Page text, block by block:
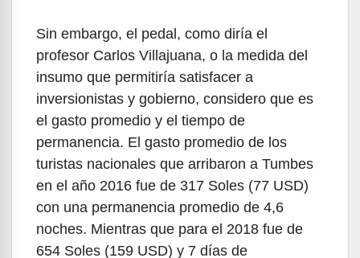
Sin embargo, el pedal, como diría el
profesor Carlos Villajuana, o la medida del
insumo que permitiría satisfacer a
inversionistas y gobierno, considero que es
el gasto promedio y el tiempo de
permanencia. El gasto promedio de los
turistas nacionales que arribaron a Tumbes
en el año 2016 fue de 317 Soles (77 USD)
con una permanencia promedio de 4,6
noches. Mientras que para el 2018 fue de
654 Soles (159 USD) y 7 días de